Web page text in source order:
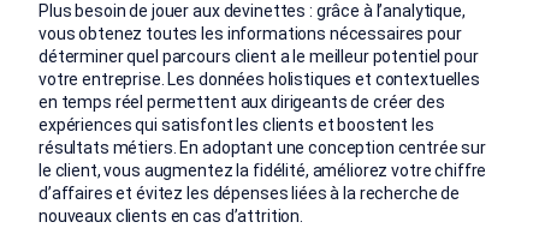
Plus besoin de jouer aux devinettes : grâce à l’analytique,
vous obtenez toutes les informations nécessaires pour
déterminer quel parcours client a le meilleur potentiel pour
votre entreprise. Les données holistiques et contextuelles
en temps réel permettent aux dirigeants de créer des
expériences qui satisfont les clients et boostent les
résultats métiers. En adoptant une conception centrée sur
le client, vous augmentez la fidélité, améliorez votre chiffre
d’affaires et évitez les dépenses liées à la recherche de
nouveaux clients en cas d’attrition.